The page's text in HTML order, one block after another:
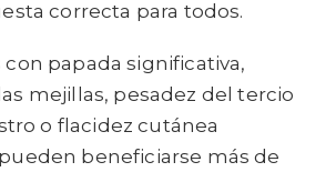
correcta para todos.
papada significativa,
mejillas, pesadez del tercio
o flacidez cutánea
beneficiarse más de